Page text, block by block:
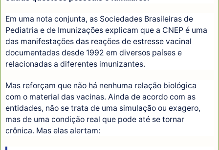
Em uma nota conjunta, as Sociedades Brasileiras de
Pediatria e de Imunizações explicam que a CNEP é uma
das manifestações das reações de estresse vacinal
documentadas desde 1992 em diversos países e
relacionadas a diferentes imunizantes.
Mas reforçam que não há nenhuma relação biológica
com o material das vacinas. Ainda de acordo com as
entidades, não se trata de uma simulação ou exagero,
mas de uma condição real que pode até se tornar
crônica. Mas elas alertam: